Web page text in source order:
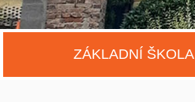
ZÁKLADNÍ ŠKOLA